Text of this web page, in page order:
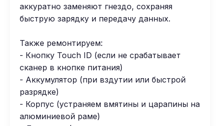
аккуратно заменяют гнездо, сохраняя
быструю зарядку и передачу данных.
Также ремонтируем:
- Кнопку Touch ID (если не срабатывает
сканер в кнопке питания)
- Аккумулятор (при вздутии или быстрой
разрядке)
- Корпус (устраняем вмятины и царапины на
алюминиевой раме)